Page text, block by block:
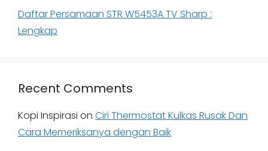
Daftar Persamaan STR W5453A TV Sharp :
Lengkap
Recent Comments
Kopi Inspirasi on Ciri Thermostat Kulkas Rusak Dan
Cara Memeriksanya dengan Baik